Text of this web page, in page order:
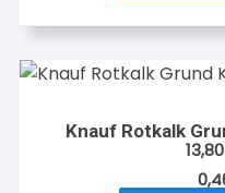
Knauf Rotkalk